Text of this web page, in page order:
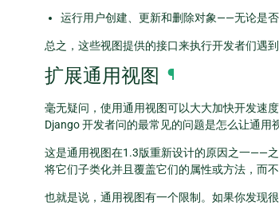
运行用户创建、更新和删除对象——无论是否
总之，这些视图提供的接口来执行开发者们遇
扩展通用视图 ¶
毫无疑问，使用通用视图可以大大加快开发速
Django 开发者问的最常见的问题是怎么让通用
这是通用视图在1.3版重新设计的原因之一——
将它们子类化并且覆盖它们的属性或方法，而
也就是说，通用视图有一个限制。如果你发现